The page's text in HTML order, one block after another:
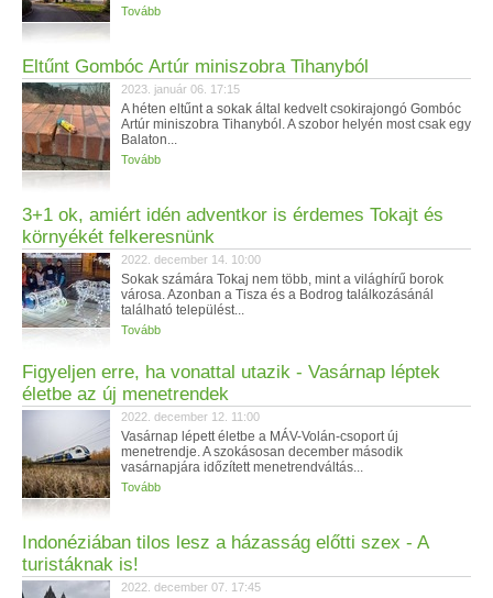
Tovább
Eltűnt Gombóc Artúr miniszobra Tihanyból
2023. január 06. 17:15
A héten eltűnt a sokak által kedvelt csokirajongó Gombóc
Artúr miniszobra Tihanyból. A szobor helyén most csak egy
Balaton...
Tovább
3+1 ok, amiért idén adventkor is érdemes Tokajt és
környékét felkeresnünk
2022. december 14. 10:00
Sokak számára Tokaj nem több, mint a világhírű borok
városa. Azonban a Tisza és a Bodrog találkozásánál
található települést...
Tovább
Figyeljen erre, ha vonattal utazik - Vasárnap léptek
életbe az új menetrendek
2022. december 12. 11:00
Vasárnap lépett életbe a MÁV-Volán-csoport új
menetrendje. A szokásosan december második
vasárnapjára időzített menetrendváltás...
Tovább
Indonéziában tilos lesz a házasság előtti szex - A
turistáknak is!
2022. december 07. 17:45